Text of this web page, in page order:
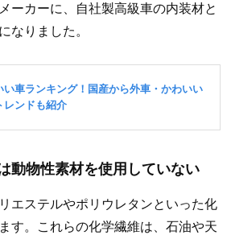
ーカーに、自社製高級車の内装材と
なりました。
動物性素材を使用していない
エステルやポリウレタンといった化
す。これらの化学繊維は、石油や天